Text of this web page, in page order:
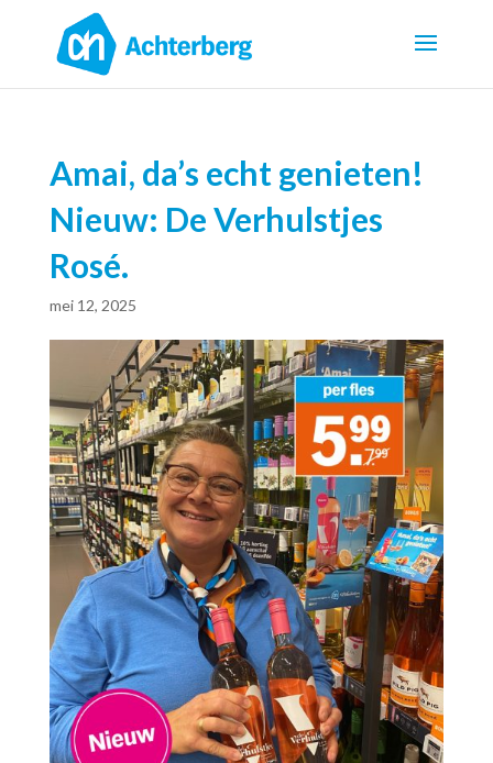
Amai, da’s echt genieten!
Nieuw: De Verhulstjes
Rosé.
mei 12, 2025